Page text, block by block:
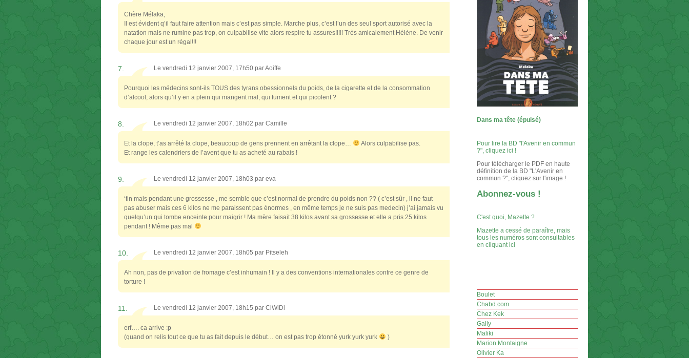
Chère Mélaka,
Il est évident q’il faut faire attention mais c’est pas simple. Marche plus, c’est l’un des seul sport autorisé avec la
natation mais ne rumine pas trop, on culpabilise vite alors respire tu assures!!!!! Très amicalement Hélène. De venir
chaque jour est un régal!!!
7. Le vendredi 12 janvier 2007, 17h50 parAoiffe
Pourquoi les médecins sont-ils TOUS des tyrans obessionnels du poids, de la cigarette et de la consommation
d’alcool, alors qu’il y en a plein qui mangent mal, qui fument et qui picolent ?
8. Le vendredi 12 janvier 2007, 18h02 par Camille
Et la clope, t’as arrêté la clope, beaucoup de gens prennent en arrêtant la clope…
Alors culpabilise pas.
Et range les calendriers de l’avent que tu as acheté au rabais !
9. Le vendredi 12 janvier 2007, 18h03 par eva
‘tin mais pendant une grossesse , me semble que c’est normal de prendre du poids non ?? ( c’est sûr , il ne faut
pas abuser mais ces 6 kilos ne me paraissent pas énormes , en même temps je ne suis pas medecin) j’ai jamais vu
quelqu’un qui tombe enceinte pour maigrir ! Ma mère faisait 38 kilos avant sa grossesse et elle a pris 25 kilos
pendant ! Même pas mal
10. Le vendredi 12 janvier 2007, 18h05 par Pitseleh
Ah non, pas de privation de fromage c’est inhumain ! Il y a des conventions internationales contre ce genre de
torture !
11. Le vendredi 12 janvier 2007, 18h15 par CiWiDi
erf…. ca arrive :p
(quand on relis tout ce que tu as fait depuis le début… on est pas trop étonné yurk yurk yurk
)
Dans ma tête (épuisé)
Pour lire la BD "l'Avenir en commun
?", cliquez ici !
Pour télécharger le PDF en haute
définition de la BD "L'Avenir en
commun ?", cliquez sur l'image !
Abonnez-vous !
C'est quoi, Mazette ?
Mazette a cessé de paraître, mais
tous les numéros sont consultables
en cliquant ici
Boulet
Chabd.com
Chez Kek
Gally
Maliki
Marion Montaigne
Olivier Ka